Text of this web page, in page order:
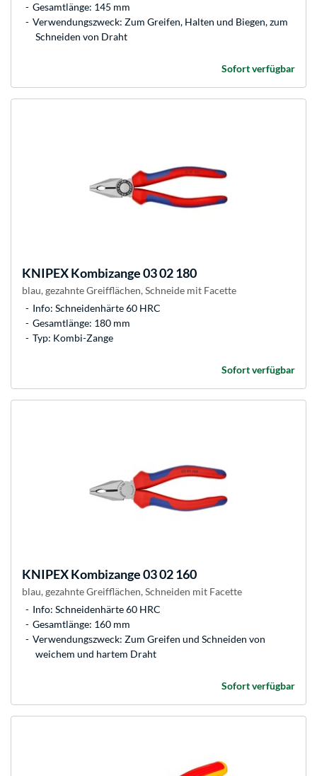
Gesamtlänge: 145 mm
Verwendungszweck: Zum Greifen, Halten und Biegen, zum
Schneiden von Draht
Sofort verfügbar
KNIPEXKombizange 03 02 180
blau, gezahnte Greifflächen, Schneide mit Facette
Info: Schneidenhärte 60 HRC
Gesamtlänge: 180 mm
Typ: Kombi-Zange
Sofort verfügbar
KNIPEXKombizange 03 02 160
blau, gezahnte Greifflächen, Schneiden mit Facette
Info: Schneidenhärte 60 HRC
Gesamtlänge: 160 mm
Verwendungszweck: Zum Greifen und Schneiden von
weichem und hartem Draht
Sofort verfügbar